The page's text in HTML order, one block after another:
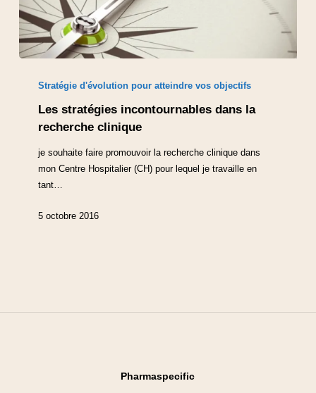
Stratégie d'évolution pour atteindre vos objectifs
Les stratégies incontournables dans la
recherche clinique
je souhaite faire promouvoir la recherche clinique dans
mon Centre Hospitalier (CH) pour lequel je travaille en
tant…
5 octobre 2016
Pharmaspecific